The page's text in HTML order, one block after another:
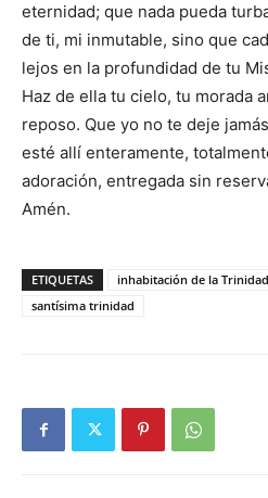
eternidad; que nada pueda
de ti, mi inmutable, sino que
lejos en la profundidad de tu
Haz de ella tu cielo, tu morada
reposo. Que yo no te deje
esté allí enteramente,
adoración, entregada sin
Amén.
ETIQUETAS inhabitación de la Trinidad
santísima trinidad